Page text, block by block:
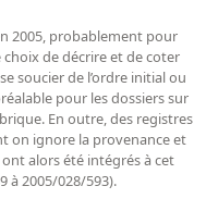
2005, probablement pour
de décrire et de coter
soucier de l’ordre initial ou
pour les dossiers sur
En outre, des registres
on ignore la provenance et
alors été intégrés à cet
à 2005/028/593).